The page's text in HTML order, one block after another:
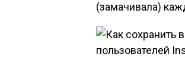
(замачивала)